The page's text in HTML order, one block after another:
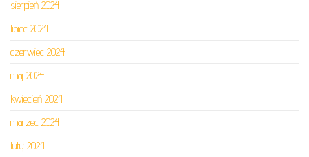
sierpień 2024
lipiec 2024
czerwiec 2024
maj 2024
kwiecień 2024
marzec 2024
luty 2024